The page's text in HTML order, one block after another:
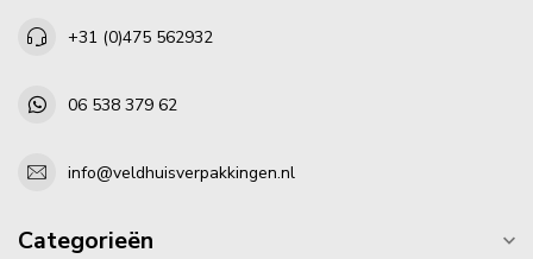
+31 (0)475 562932
06 538 379 62
info@veldhuisverpakkingen.nl
Categorieën